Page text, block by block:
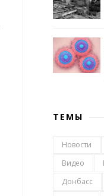
ТЕМЫ
Новости
Видео
Донбасс